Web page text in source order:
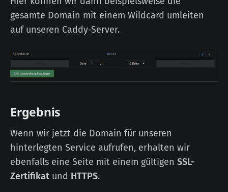
gesamte Domain mit einem Wildcard umleiten
auf unseren Caddy-Server.
Ergebnis
Wenn wir jetzt die Domain für unseren
hinterlegten Service aufrufen, erhalten wir
ebenfalls eine Seite mit einem gültigen SSL-
Zertifikat und HTTPS.